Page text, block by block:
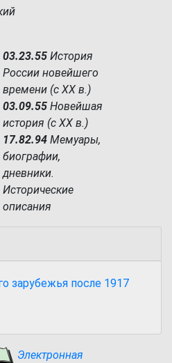
03.23.55 История
России новейшего
времени (с XX в.)
03.09.55 Новейшая
история (c XX в.)
17.82.94 Мемуары,
биографии,
дневники.
Исторические
описания
зарубежья после 1917
Электронная